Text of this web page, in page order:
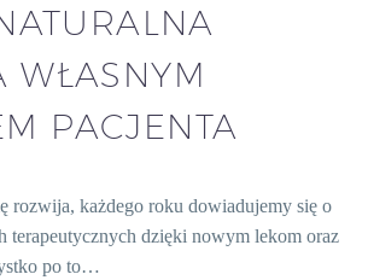
WŁASNYM
PACJENTA
rozwija, każdego roku dowiadujemy się o
terapeutycznych dzięki nowym lekom oraz
po to…